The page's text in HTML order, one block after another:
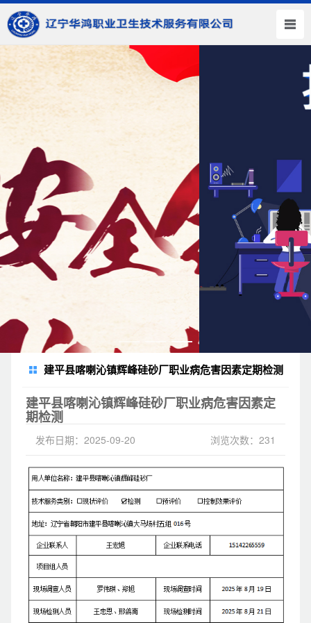
建平县喀喇沁镇辉峰硅砂厂职业病危害因素定期检测
建平县喀喇沁镇辉峰硅砂厂职业病危害因素定
期检测
发布日期：2025-09-20 浏览次数：231